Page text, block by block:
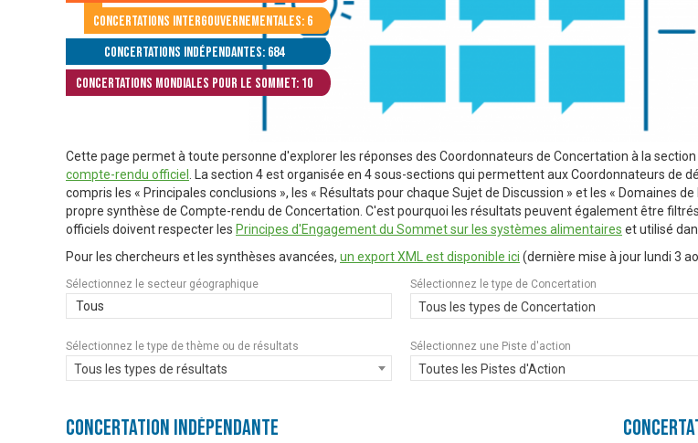
Concertations intergouvernementales: 6
Concertations indépendantes: 684
Concertations mondiales pour le Sommet: 10
Cette page permet à toute personne d'explorer les réponses des Coordonnateurs de Concertation à la
compte-rendu officiel . La section 4 est organisée en 4 sous-sections qui permettent aux Coordonnateurs de
compris les « Principales conclusions », les « Résultats pour chaque Sujet de Discussion » et les « Domaines
propre synthèse de Compte-rendu de Concertation. C'est pourquoi les résultats peuvent également être
officiels doivent respecter les Principes d'Engagement du Sommet sur les systèmes alimentaires et utilisé
Pour les chercheurs et les synthèses avancées, un export XML est disponible ici (dernière mise à jour lundi 3
Sélectionnez le secteur géographique
Tous
Sélectionnez le type de Concertation
Tous les types de Concertation
Sélectionnez le type de thème ou de résultats
Tous les types de résultats
Sélectionnez une Piste d'action
Toutes les Pistes d'Action
Concertation Indépendante